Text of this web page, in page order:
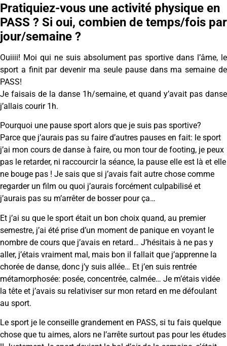
Pratiquiez-vous une activité physique en
PASS ? Si oui, combien de temps/fois par
jour/semaine ?
Ouiiii! Moi qui ne suis absolument pas sportive dans l’âme, le
sport a finit par devenir ma seule pause dans ma semaine de
PASS!
Je faisais de la danse 1h/semaine, et quand y’avait pas danse
j’allais courir 1h.
Pourquoi une pause sport alors que je suis pas sportive?
Parce que j’aurais pas su faire d’autres pauses en fait: le sport
j’ai mon cours de danse à faire, ou mon tour de footing, je peux
pas le retarder, ni raccourcir la séance, la pause elle est là et elle
ne bouge pas ! Je sais que si j’avais fait autre chose comme
regarder un film ou quoi j’aurais forcément culpabilisé et
j’aurais pas su m’arrêter de bosser pour ça…
Et j’ai su que le sport était un bon choix quand, au premier
semestre, j’ai été prise d’un moment de panique en voyant le
nombre de cours que j’avais en retard… J’hésitais à ne pas y
aller, j’étais vraiment mal, mais bon il fallait que j’apprenne la
chorée de danse, donc j’y suis allée… Et j’en suis rentrée
métamorphosée: posée, concentrée, calmée… Je m’étais vidée
la tête et j’avais su relativiser sur mon retard en me défoulant
au sport.
Le sport je le conseille grandement en PASS, si tu fais quelque
chose que tu aimes, alors ne l’arrête surtout pas pour les études